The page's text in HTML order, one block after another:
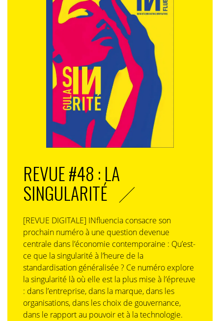
REVUE #48 : LA
SINGULARITÉ
[REVUE DIGITALE] INfluencia consacre son
prochain numéro à une question devenue
centrale dans l’économie contemporaine : Qu’est-
ce que la singularité à l’heure de la
standardisation généralisée ? Ce numéro explore
la singularité là où elle est la plus mise à l’épreuve
: dans l’entreprise, dans la marque, dans les
organisations, dans les choix de gouvernance,
dans le rapport au pouvoir et à la technologie.